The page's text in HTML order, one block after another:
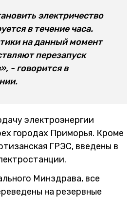
электричество
в течение часа.
на данный момент
перезапуск
- говорится в
электроэнергии
городах Приморья. Кроме
ГРЭС, введены в
Минздрава, все
на резервные